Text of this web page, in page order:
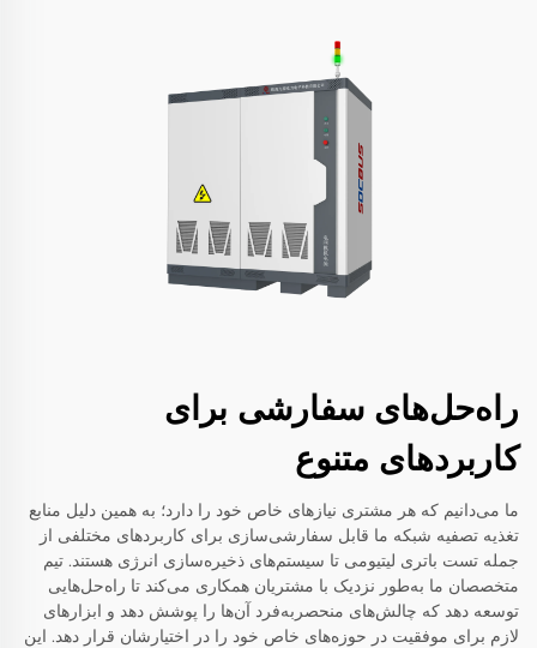
راه‌حل‌های سفارشی برای
کاربردهای متنوع
ما می‌دانیم که هر مشتری نیازهای خاص خود را دارد؛ به همین دلیل منابع
تغذیه تصفیه شبکه ما قابل سفارشی‌سازی برای کاربردهای مختلفی از
جمله تست باتری لیتیومی تا سیستم‌های ذخیره‌سازی انرژی هستند. تیم
متخصصان ما به‌طور نزدیک با مشتریان همکاری می‌کند تا راه‌حل‌هایی
توسعه دهد که چالش‌های منحصربه‌فرد آن‌ها را پوشش دهد و ابزارهای
لازم برای موفقیت در حوزه‌های خاص خود را در اختیارشان قرار دهد. این